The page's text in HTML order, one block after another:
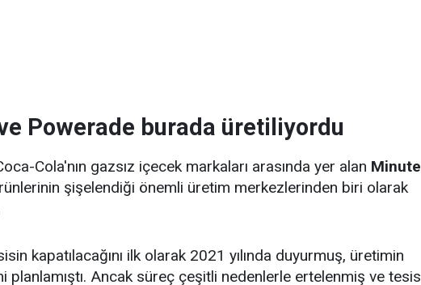
Powerade burada üretiliyordu
Cola'nın gazsız içecek markaları arasında yer alan Minute
şişelendiği önemli üretim merkezlerinden biri olarak
kapatılacağını ilk olarak 2021 yılında duyurmuş, üretimin
planlamıştı. Ancak süreç çeşitli nedenlerle ertelenmiş ve tesis